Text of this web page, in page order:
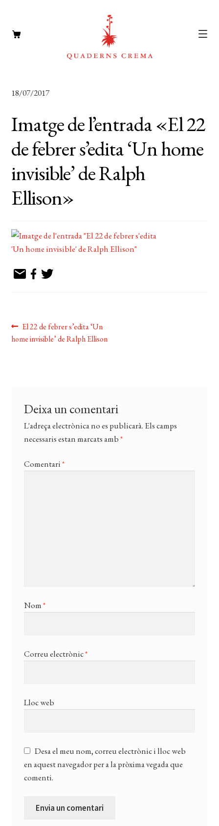
el
NOTÍCIES
L’EDITORIAL
FOREIGN RIGHTS
DISTRIBUCIÓ
EL MEU COMPTE
CERCAR
18/07/2017
Imatge de l’entrada «El 22
de febrer s’edita ‘Un home
invisible’ de Ralph
Ellison»
Navegació
d'entrades
Entrada
anterior:
El 22 de febrer s’edita ‘Un
home invisible’ de Ralph Ellison
Deixa un comentari
L'adreça electrònica no es publicarà. Els camps
necessaris estan marcats amb*
Comentari*
Nom*
Correu electrònic*
Lloc web
Desa el meu nom, correu electrònic i lloc web
en aquest navegador per a la pròxima vegada que
comenti.